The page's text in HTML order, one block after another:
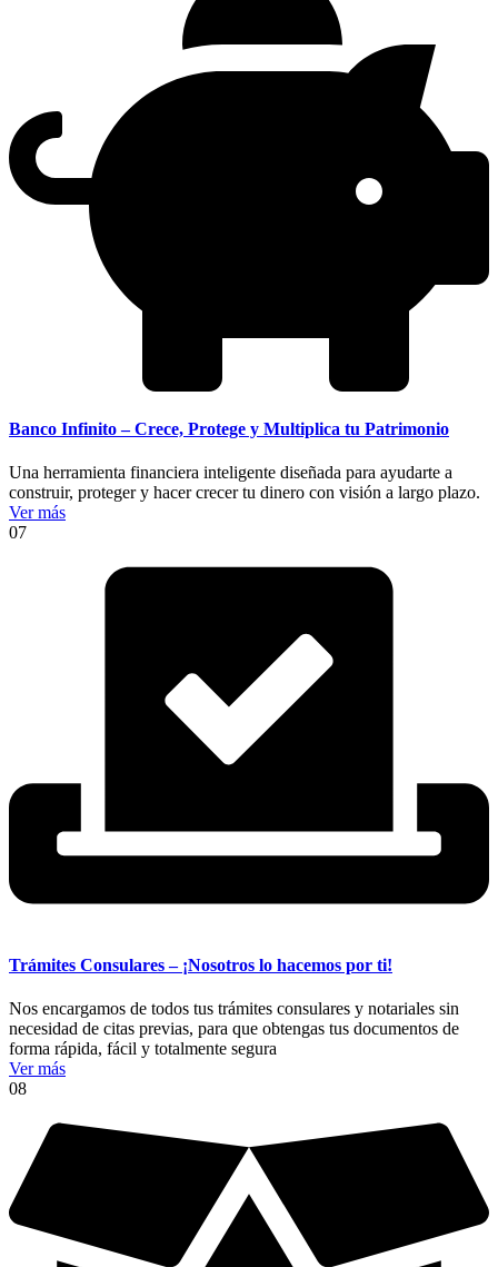
Banco Infinito – Crece, Protege y Multiplica tu Patrimonio
Una herramienta financiera inteligente diseñada para ayudarte a
construir, proteger y hacer crecer tu dinero con visión a largo plazo.
Ver más
07
Trámites Consulares – ¡Nosotros lo hacemos por ti!
Nos encargamos de todos tus trámites consulares y notariales sin
necesidad de citas previas, para que obtengas tus documentos de
forma rápida, fácil y totalmente segura
Ver más
08